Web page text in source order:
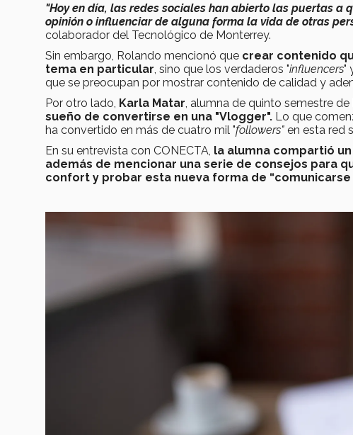
"Hoy en día, las redes sociales han abierto las puertas
opinión o influenciar de alguna forma la vida de otras
colaborador del Tecnológico de Monterrey.
Sin embargo, Rolando mencionó que crear contenido
tema en particular , sino que los verdaderos "influencers"
que se preocupan por mostrar contenido de calidad y
Por otro lado, Karla Matar , alumna de quinto semestre de
sueño de convertirse en una "Vlogger". Lo que
ha convertido en más de cuatro mil "followers" en esta red
En su entrevista con CONECTA, la alumna compartió
además de mencionar una serie de consejos para
confort y probar esta nueva forma de “comunicarse